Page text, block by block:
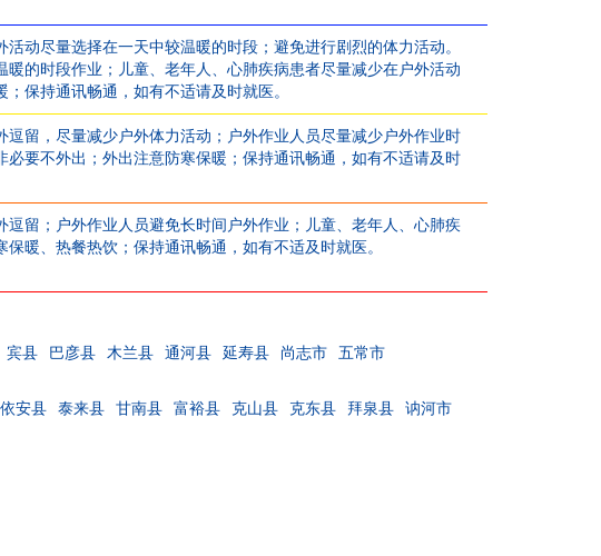
动尽量选择在一天中较温暖的时段；避免进行剧烈的体力活动。
暖的时段作业；儿童、老年人、心肺疾病患者尽量减少在户外活动
保持通讯畅通，如有不适请及时就医。
逗留，尽量减少户外体力活动；户外作业人员尽量减少户外作业时
必要不外出；外出注意防寒保暖；保持通讯畅通，如有不适请及时
逗留；户外作业人员避免长时间户外作业；儿童、老年人、心肺疾
暖、热餐热饮；保持通讯畅通，如有不适及时就医。
宾县 巴彦县 木兰县 通河县 延寿县 尚志市 五常市
依安县 泰来县 甘南县 富裕县 克山县 克东县 拜泉县 讷河市